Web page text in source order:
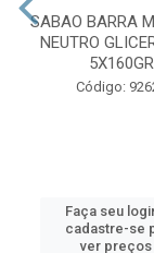
SABAO BARRA
NEUTRO
5X160GR
Código:
Faça seu
cadastre-se
ver preços